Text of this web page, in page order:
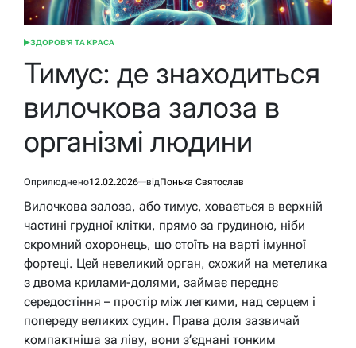
ОПУБЛІКУВАТИ
ЗДОРОВ'Я ТА КРАСА
Тимус: де знаходиться
вилочкова залоза в
організмі людини
Оприлюднено12.02.2026 відПонька Святослав
Вилочкова залоза, або тимус, ховається в верхній
частині грудної клітки, прямо за грудиною, ніби
скромний охоронець, що стоїть на варті імунної
фортеці. Цей невеликий орган, схожий на метелика
з двома крилами-долями, займає переднє
середостіння – простір між легкими, над серцем і
попереду великих судин. Права доля зазвичай
компактніша за ліву, вони з’єднані тонким